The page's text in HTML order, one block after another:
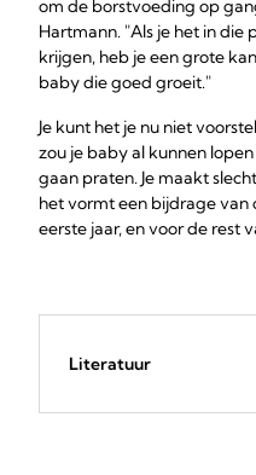
om de borstvoeding op
Hartmann. "Als je het in
krijgen, heb je een grote
baby die goed groeit."
Je kunt het je nu niet
zou je baby al kunnen
gaan praten. Je maakt
het vormt een bijdrage
eerste jaar, en voor de rest
Literatuur